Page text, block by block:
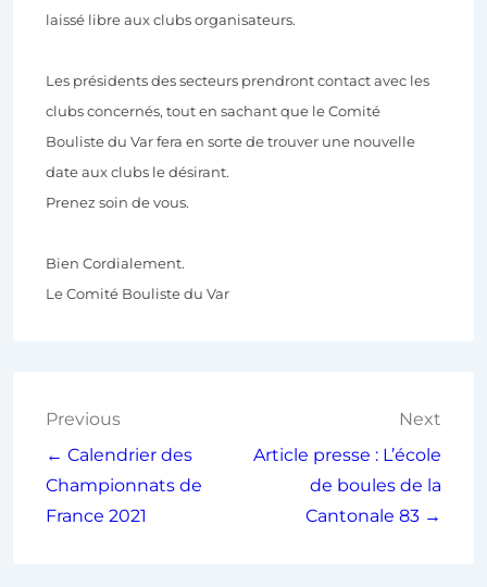
laissé libre aux clubs organisateurs.
Les présidents des secteurs prendront contact avec les
clubs concernés, tout en sachant que le Comité
Bouliste du Var fera en sorte de trouver une nouvelle
date aux clubs le désirant.
Prenez soin de vous.
Bien Cordialement.
Le Comité Bouliste du Var
Previous
← Calendrier des
Championnats de
France 2021
Next
Article presse : L’école
de boules de la
Cantonale 83 →